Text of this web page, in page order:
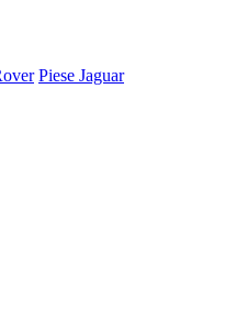
Piese Jaguar